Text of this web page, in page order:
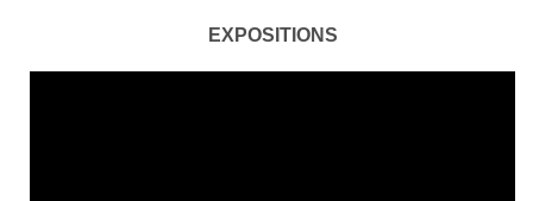
EXPOSITIONS